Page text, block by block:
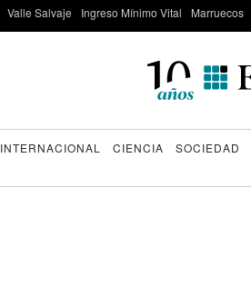
Valle Salvaje Ingreso Mínimo Vital Marruecos
INTERNACIONAL CIENCIA SOCIEDAD